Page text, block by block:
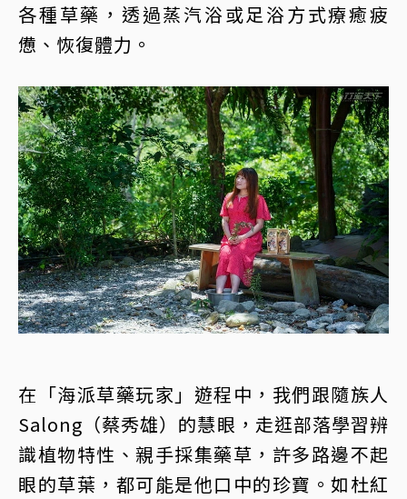
各種草藥，透過蒸汽浴或足浴方式療癒疲
憊、恢復體力。
在「海派草藥玩家」遊程中，我們跟隨族人
Salong（蔡秀雄）的慧眼，走逛部落學習辨
識植物特性、親手採集藥草，許多路邊不起
眼的草葉，都可能是他口中的珍寶。如杜紅